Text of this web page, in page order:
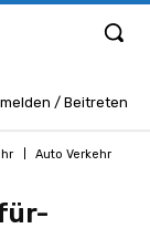
/ Beitreten
Auto Verkehr